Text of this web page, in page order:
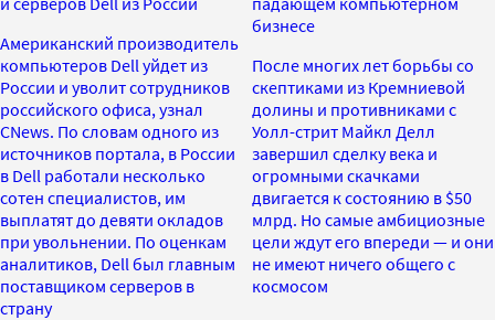
Американский производитель
компьютеров Dell уйдет из
России и уволит сотрудников
российского офиса, узнал
CNews. По словам одного из
источников портала, в России
в Dell работали несколько
сотен специалистов, им
выплатят до девяти окладов
при увольнении. По оценкам
аналитиков, Dell был главным
поставщиком серверов в
страну
бизнесе
После многих лет борьбы со
скептиками из Кремниевой
долины и противниками с
Уолл-стрит Майкл Делл
завершил сделку века и
огромными скачками
двигается к состоянию в $50
млрд. Но самые амбициозные
цели ждут его впереди — и они
не имеют ничего общего с
космосом